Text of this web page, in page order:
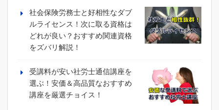
社会保険労務士と好相性なダブ
ルライセンス！次に取る資格は
どれが良い？おすすめ関連資格
をズバリ解説！
受講料が安い社労士通信講座を
選ぶ！安価＆高品質なおすすめ
講座を厳選チョイス！